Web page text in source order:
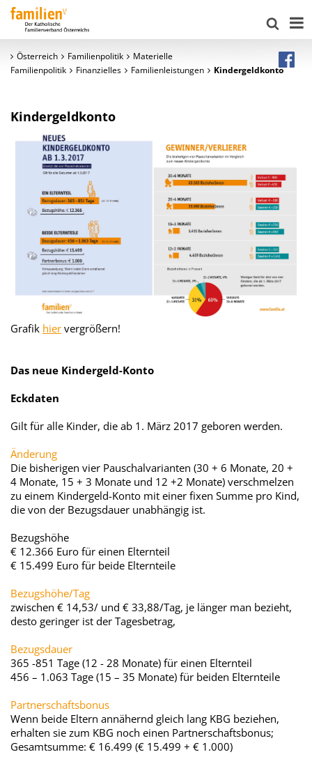
Österreich Familienpolitik
Materielle
Familienpolitik
Finanzielles Familienleistungen Kindergeldkonto
Kindergeldkonto
Grafik hier vergrößern!
Das neue Kindergeld-Konto
Eckdaten
Gilt für alle Kinder, die ab 1. März 2017 geboren werden.
Änderung
Die bisherigen vier Pauschalvarianten (30 + 6 Monate, 20 +
4 Monate, 15 + 3 Monate und 12 +2 Monate) verschmelzen
zu einem Kindergeld-Konto mit einer fixen Summe pro Kind,
die von der Bezugsdauer unabhängig ist.
Bezugshöhe
€ 12.366 Euro für einen Elternteil
€ 15.499 Euro für beide Elternteile
Bezugshöhe/Tag
zwischen € 14,53/ und € 33,88/Tag, je länger man bezieht,
desto geringer ist der Tagesbetrag,
Bezugsdauer
365 -851 Tage (12 - 28 Monate) für einen Elternteil
456 – 1.063 Tage (15 – 35 Monate) für beiden Elternteile
Partnerschaftsbonus
Wenn beide Eltern annähernd gleich lang KBG beziehen,
erhalten sie zum KBG noch einen Partnerschaftsbonus;
Gesamtsumme: € 16.499 (€ 15.499 + € 1.000)